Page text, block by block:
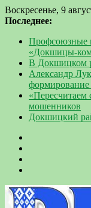
Воскресенье, 9
Последнее:
Профсоюзные
«Докшицы-
В Докшицком
Александр
формирование
мошенников
Докшицкий